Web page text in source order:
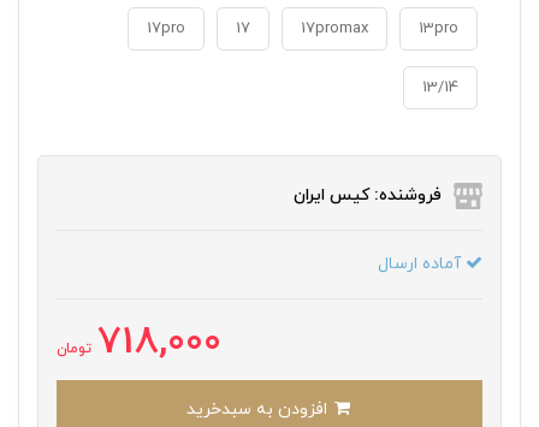
13pro
17promax
17
17pro
13/14
فروشنده: کیس ایران
آماده ارسال
718,000 تومان